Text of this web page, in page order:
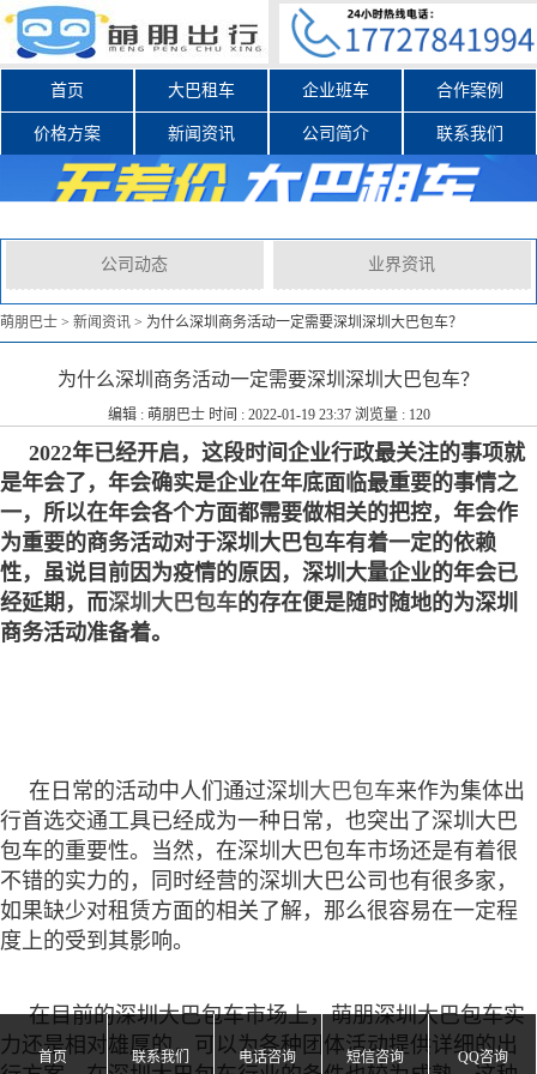
首页 大巴租车 企业班车 合作案例
价格方案 新闻资讯 公司简介 联系我们
公司动态 业界资讯
萌朋巴士 > 新闻资讯 > 为什么深圳商务活动一定需要深圳深圳大巴包车？
为什么深圳商务活动一定需要深圳深圳大巴包车？
编辑 : 萌朋巴士时间 : 2022-01-19 23:37 浏览量 : 120
2022年已经开启，这段时间企业行政最关注的事项就
是年会了，年会确实是企业在年底面临最重要的事情之
一，所以在年会各个方面都需要做相关的把控，年会作
为重要的商务活动对于深圳大巴包车有着一定的依赖
性，虽说目前因为疫情的原因，深圳大量企业的年会已
经延期，而深圳大巴包车的存在便是随时随地的为深圳
商务活动准备着。
在日常的活动中人们通过深圳 大巴包车来作为集体出
行首选交通工具已经成为一种日常，也突出了深圳大巴
包车的重要性。当然，在深圳大巴包车市场还是有着很
不错的实力的，同时经营的深圳大巴公司也有很多家，
如果缺少对租赁方面的相关了解，那么很容易在一定程
度上的受到其影响。
在目前的深圳大巴包车市场上，萌朋深圳大巴包车实
力还是相对雄厚的，可以为各种团体活动提供详细的出

首页

联系我们

电话咨询

短信咨询

QQ咨询